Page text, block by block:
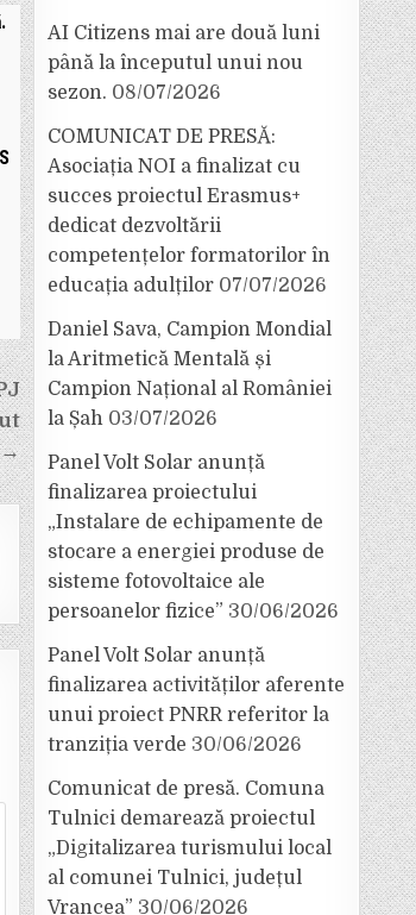
→
AI Citizens mai are două luni
până la începutul unui nou
sezon. 08/07/2026
COMUNICAT DE PRESĂ:
Asociația NOI a finalizat cu
succes proiectul Erasmus+
dedicat dezvoltării
competențelor formatorilor în
educația adulților 07/07/2026
Daniel Sava, Campion Mondial
la Aritmetică Mentală și
Campion Național al României
la Șah 03/07/2026
Panel Volt Solar anunță
finalizarea proiectului
„Instalare de echipamente de
stocare a energiei produse de
sisteme fotovoltaice ale
persoanelor fizice” 30/06/2026
Panel Volt Solar anunță
finalizarea activităților aferente
unui proiect PNRR referitor la
tranziția verde 30/06/2026
Comunicat de presă. Comuna
Tulnici demarează proiectul
„Digitalizarea turismului local
al comunei Tulnici, județul
Vrancea” 30/06/2026